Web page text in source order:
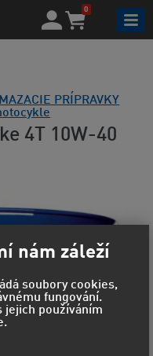
0
MAZACIE PRÍPRAVKY
4T 10W-40
nám záleží
soubory cookies,
fungování.
jejich používáním